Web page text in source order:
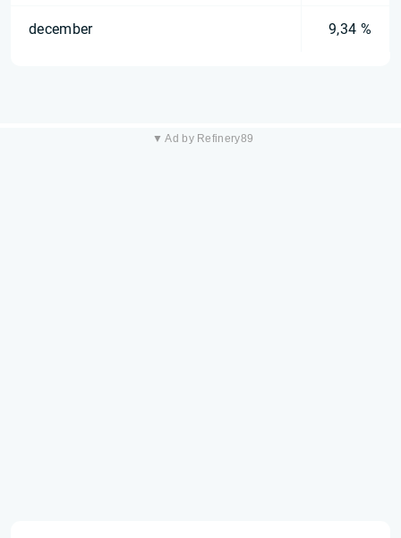
december 9,34 %
▼ Ad by Refinery89